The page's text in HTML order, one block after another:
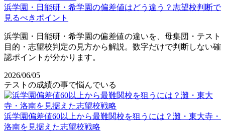
浜学園・日能研・希学園の偏差値はどう違う？志望校判断で
見るべきポイント
浜学園・日能研・希学園の偏差値の違いを、母集団・テスト
目的・志望校判定の見方から解説。数字だけで判断しない確
認ポイントが分かります。
2026/06/05
テストの成績の事で悩んでいる
浜学園偏差値60以上から最難関校を狙うには？灘・東大寺・
洛南を見据えた志望校戦略